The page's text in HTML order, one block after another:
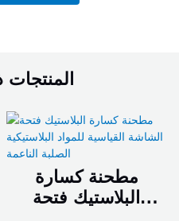
المنتجات
مطحنة كسارة
البلاستيك فتحة